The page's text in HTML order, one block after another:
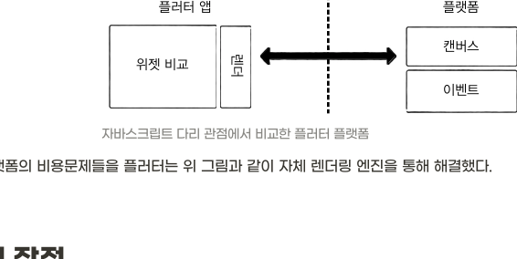
자바스크립트 다리 관점에서 비교한 플러터 플랫폼
의 비용문제들을 플러터는 위 그림과 같이 자체 렌더링 엔진을 통해 해결했다.